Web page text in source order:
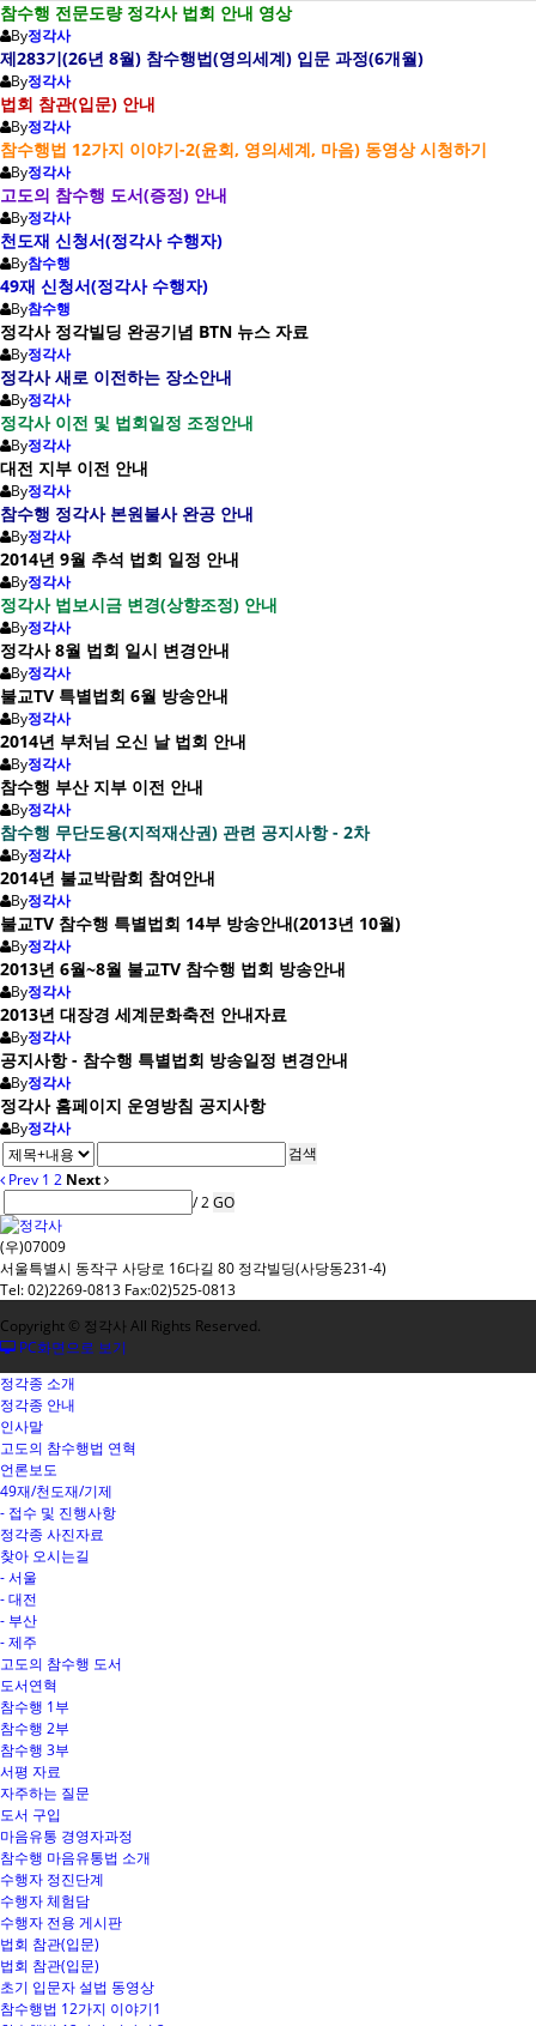
참수행 전문도량 정각사 법회 안내 영상
By정각사
제283기(26년 8월) 참수행법(영의세계) 입문 과정(6개월)
By정각사
법회 참관(입문) 안내
By정각사
참수행법 12가지 이야기-2(윤회, 영의세계, 마음) 동영상 시청하기
By정각사
고도의 참수행 도서(증정) 안내
By정각사
천도재 신청서(정각사 수행자)
By참수행
49재 신청서(정각사 수행자)
By참수행
정각사 정각빌딩 완공기념 BTN 뉴스 자료
By정각사
정각사 새로 이전하는 장소안내
By정각사
정각사 이전 및 법회일정 조정안내
By정각사
대전 지부 이전 안내
By정각사
참수행 정각사 본원불사 완공 안내
By정각사
2014년 9월 추석 법회 일정 안내
By정각사
정각사 법보시금 변경(상향조정) 안내
By정각사
정각사 8월 법회 일시 변경안내
By정각사
불교TV 특별법회 6월 방송안내
By정각사
2014년 부처님 오신 날 법회 안내
By정각사
참수행 부산 지부 이전 안내
By정각사
참수행 무단도용(지적재산권) 관련 공지사항 - 2차
By정각사
2014년 불교박람회 참여안내
By정각사
불교TV 참수행 특별법회 14부 방송안내(2013년 10월)
By정각사
2013년 6월~8월 불교TV 참수행 법회 방송안내
By정각사
2013년 대장경 세계문화축전 안내자료
By정각사
공지사항 - 참수행 특별법회 방송일정 변경안내
By정각사
정각사 홈페이지 운영방침 공지사항
By정각사
검색
Prev 1 2 Next
/ 2GO
(우)07009
서울특별시 동작구 사당로 16다길 80 정각빌딩(사당동231-4)
Tel: 02)2269-0813 Fax:02)525-0813
Copyright © 정각사 All Rights Reserved.
PC화면으로 보기
정각종 소개
정각종 안내
인사말
고도의 참수행법 연혁
언론보도
49재/천도재/기제
- 접수 및 진행사항
정각종 사진자료
찾아 오시는길
- 서울
- 대전
- 부산
- 제주
고도의 참수행 도서
도서연혁
참수행 1부
참수행 2부
참수행 3부
서평 자료
자주하는 질문
도서 구입
마음유통 경영자과정
참수행 마음유통법 소개
수행자 정진단계
수행자 체험담
수행자 전용 게시판
법회 참관(입문)
법회 참관(입문)
초기 입문자 설법 동영상
참수행법 12가지 이야기1